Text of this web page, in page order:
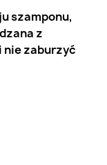
szamponu,
z
nie zaburzyć